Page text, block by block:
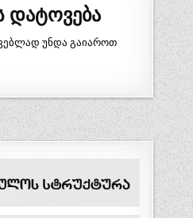
დატოვება
უნდა გაიაროთ